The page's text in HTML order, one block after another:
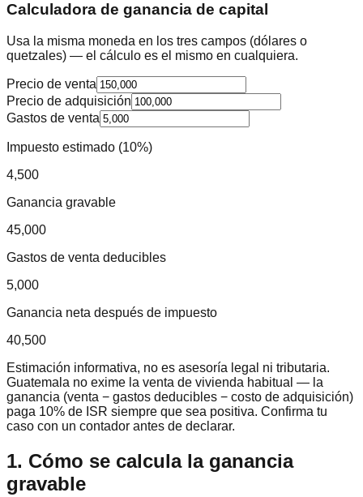
Calculadora de ganancia de capital
Usa la misma moneda en los tres campos (dólares o
quetzales) — el cálculo es el mismo en cualquiera.
Precio de venta
Precio de adquisición
Gastos de venta
Impuesto estimado (10%)
4,500
Ganancia gravable
45,000
Gastos de venta deducibles
5,000
Ganancia neta después de impuesto
40,500
Estimación informativa, no es asesoría legal ni tributaria.
Guatemala no exime la venta de vivienda habitual — la
ganancia (venta − gastos deducibles − costo de adquisición)
paga 10% de ISR siempre que sea positiva. Confirma tu
caso con un contador antes de declarar.
1. Cómo se calcula la ganancia
gravable